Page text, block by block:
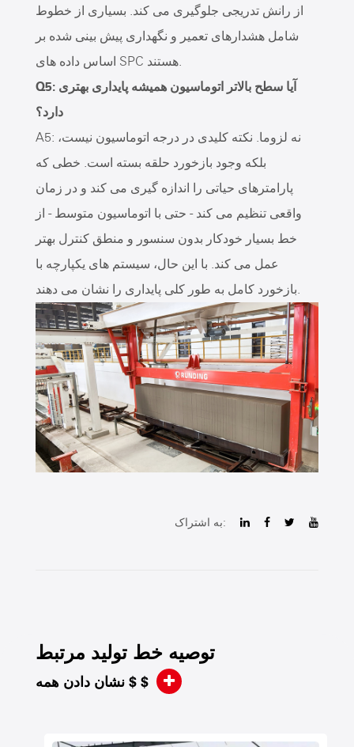
از رانش تدریجی جلوگیری می کند. بسیاری از خطوط
شامل هشدارهای تعمیر و نگهداری پیش بینی شده بر
اساس داده های SPC هستند.
Q5: آیا سطح بالاتر اتوماسیون همیشه پایداری بهتری
دارد؟
A5: نه لزوما. نکته کلیدی در درجه اتوماسیون نیست،
بلکه وجود بازخورد حلقه بسته است. خطی که
پارامترهای حیاتی را اندازه گیری می کند و در زمان
واقعی تنظیم می کند - حتی با اتوماسیون متوسط ​​- از
خط بسیار خودکار بدون سنسور و منطق کنترل بهتر
عمل می کند. با این حال، سیستم های یکپارچه با
بازخورد کامل به طور کلی پایداری را نشان می دهند.
به اشتراک:
توصیه خط تولید مرتبط
نشان دادن همه $ $